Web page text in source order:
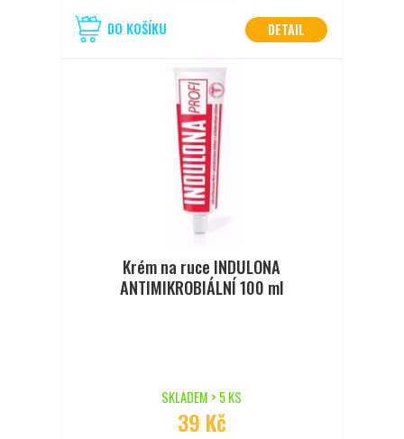
DETAIL
DO KOŠÍKU
Krém na ruce INDULONA
ANTIMIKROBIÁLNÍ 100 ml
SKLADEM > 5 KS
39 Kč